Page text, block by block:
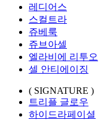
레디어스
스컬트라
쥬베룩
쥬브아셀
엘라비에 리투오
셀 안티에이징
( SIGNATURE )
트리플 글로우
하이드라페이셜